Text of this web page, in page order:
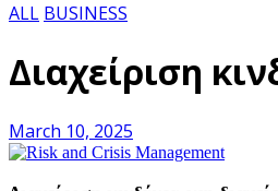
ALL BUSINESS
Διαχείριση
March 10, 2025